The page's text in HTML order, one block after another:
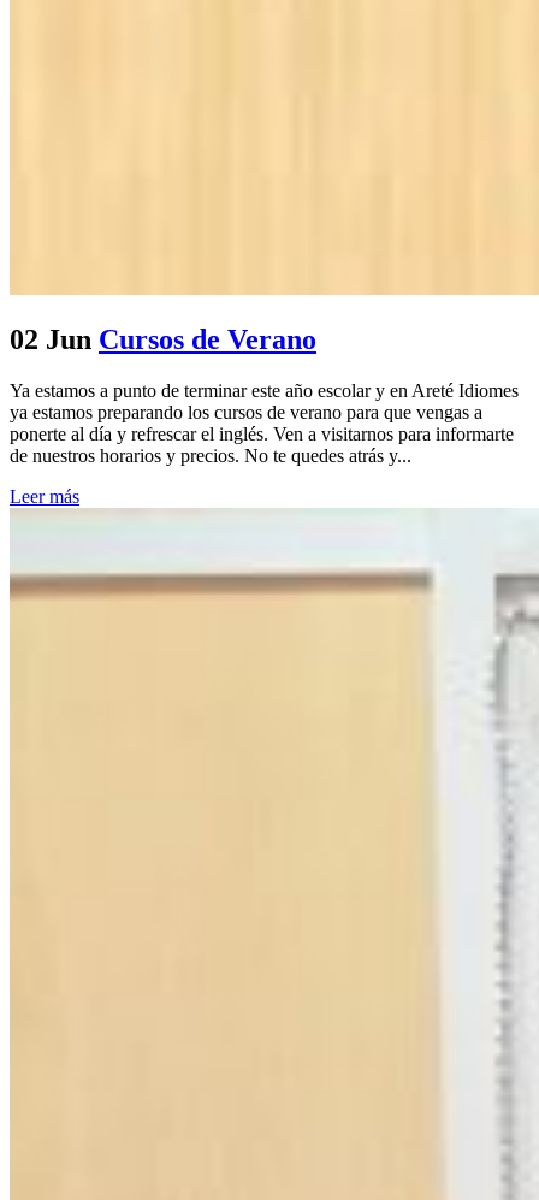
02 Jun Cursos de Verano
Ya estamos a punto de terminar este año escolar y en Areté Idiomes
ya estamos preparando los cursos de verano para que vengas a
ponerte al día y refrescar el inglés. Ven a visitarnos para informarte
de nuestros horarios y precios. No te quedes atrás y...
Leer más